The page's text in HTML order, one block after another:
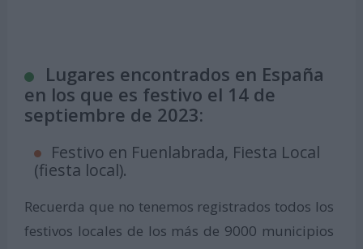
Lugares encontrados en España
en los que es festivo el 14 de
septiembre de 2023:
Festivo en Fuenlabrada, Fiesta Local
(fiesta local).
Recuerda que no tenemos registrados todos los
festivos locales de los más de 9000 municipios